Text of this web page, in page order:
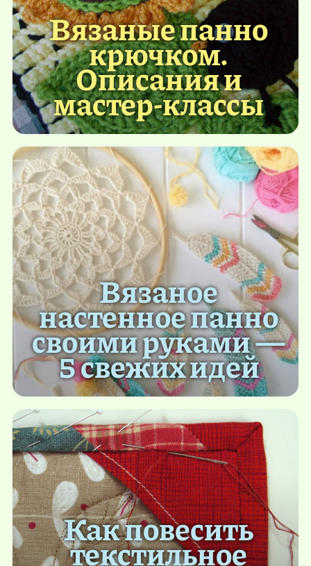
Вязаные панно
крючком.
Описания и
мастер-классы
Вязаное
настенное панно
своими руками —
5 свежих идей
Как повесить
текстильное